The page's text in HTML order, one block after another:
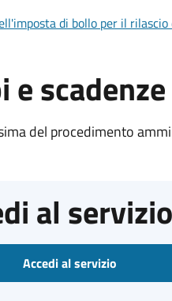
di bollo per il
e scadenze
del procedimento
al servizio
Accedi al servizio